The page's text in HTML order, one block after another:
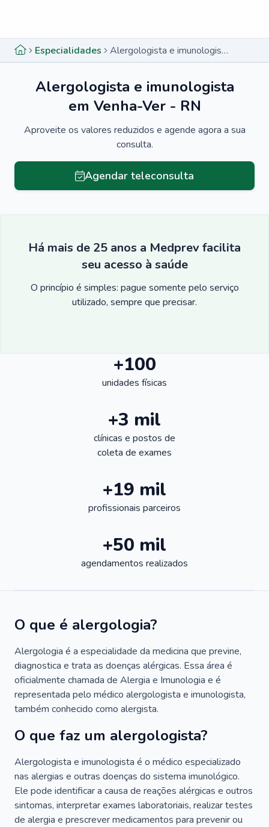
Especialidades Alergologista e imunologista em Venha-Ver - RN
Alergologista e imunologista
em Venha-Ver - RN
Aproveite os valores reduzidos e agende agora a sua
consulta.
Agendar teleconsulta
Há mais de 25 anos a Medprev facilita
seu acesso à saúde
O princípio é simples: pague somente pelo serviço
utilizado, sempre que precisar.
+100
unidades físicas
+3 mil
clínicas e postos de
coleta de exames
+19 mil
profissionais parceiros
+50 mil
agendamentos realizados
O que é alergologia?
Alergologia é a especialidade da medicina que previne,
diagnostica e trata as doenças alérgicas. Essa área é
oficialmente chamada de Alergia e Imunologia e é
representada pelo médico alergologista e imunologista,
também conhecido como alergista.
O que faz um alergologista?
Alergologista e imunologista é o médico especializado
nas alergias e outras doenças do sistema imunológico.
Ele pode identificar a causa de reações alérgicas e outros
sintomas, interpretar exames laboratoriais, realizar testes
de alergia e prescrever medicamentos para prevenir ou